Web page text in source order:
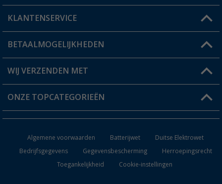
Mijn account
Status bestelling
Verlanglijstje
KLANTENSERVICE
FAQ & Contact
Verzendinformatie
Catalogus
BETAALMOGELIJKHEDEN
WIJ VERZENDEN MET
ONZE TOPCATEGORIEËN
Campingmeubilair
Algemene voorwaarden Batterijwet
Duitse Elektrowet
Bedrijfsgegevens
Gegevensbescherming
Herroepingsrecht
Toegankelijkheid
Cookie-instellingen